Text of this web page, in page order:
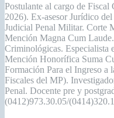
Postulante al cargo de
2026). Ex-asesor Jurídico
Judicial Penal Militar. Corte
Mención Magna Cum
Criminológicas. Especialista
Mención Honorífica Suma
Formación Para el Ingreso a
Fiscales del MP).
Penal. Docente pre y
(0412)973.30.05/